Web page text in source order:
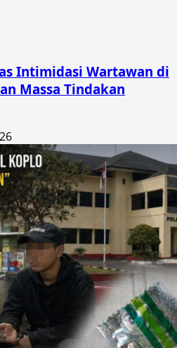
Intimidasi Wartawan di
Massa Tindakan